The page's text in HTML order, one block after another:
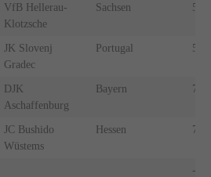
VfB Hellerau-
Klotzsche
Sachsen 5.
JK Slovenj
Gradec
Portugal 5.
DJK
Aschaffenburg
Bayern 7.
JC Bushido
Wüstems
Hessen 7.
-66